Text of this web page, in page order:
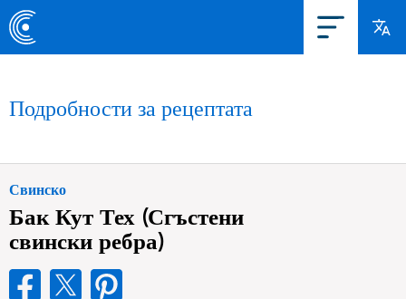
Подробности за рецептата
Свинско
Бак Кут Тех (Сгъстени
свински ребра)